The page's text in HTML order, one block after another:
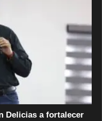
Delicias a fortalecer